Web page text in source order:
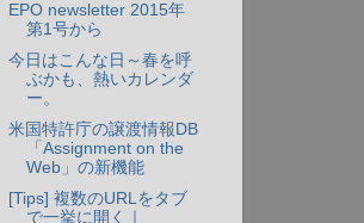
EPO newsletter 2015年
第1号から
今日はこんな日～春を呼
ぶかも、熱いカレンダ
ー。
米国特許庁の譲渡情報DB
「Assignment on the
Web」の新機能
[Tips] 複数のURLをタブ
で一挙に開く｜